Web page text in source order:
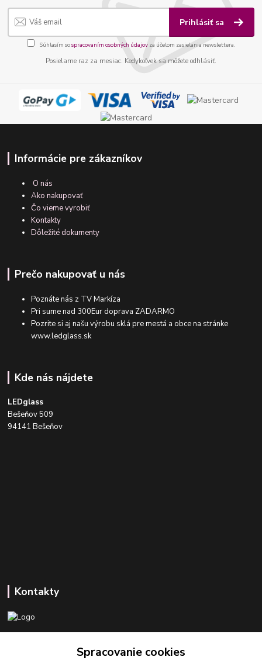
Prihlásiť sa
Súhlasím sospracovaním osobných údajov za účelom zasielania newslettera.
Posielame raz za mesiac. Kedykoľvek sa môžete odhlásiť.
Informácie pre zákazníkov
O nás
Ako nakupovať
Čo vieme vyrobiť
Kontakty
Dôležité dokumenty
Prečo nakupovať u nás
Poznáte nás z TV Markíza
Pri sume nad 300Eur doprava ZADARMO
Pozrite si aj našu výrobu sklá pre mestá a obce na stránke
www.ledglass.sk
Kde nás nájdete
LEDglass
Bešeňov 509
94141 Bešeňov
Kontakty
Spracovanie cookies